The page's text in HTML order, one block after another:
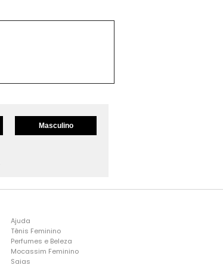
Masculino
Ajuda
Tênis Feminino
Perfumes e Beleza
Mocassim Feminino
Saias